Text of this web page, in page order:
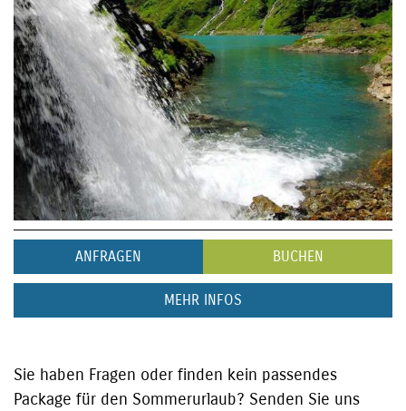
ANFRAGEN BUCHEN
MEHR INFOS
Sie haben Fragen oder finden kein passendes
Package für den Sommerurlaub? Senden Sie uns